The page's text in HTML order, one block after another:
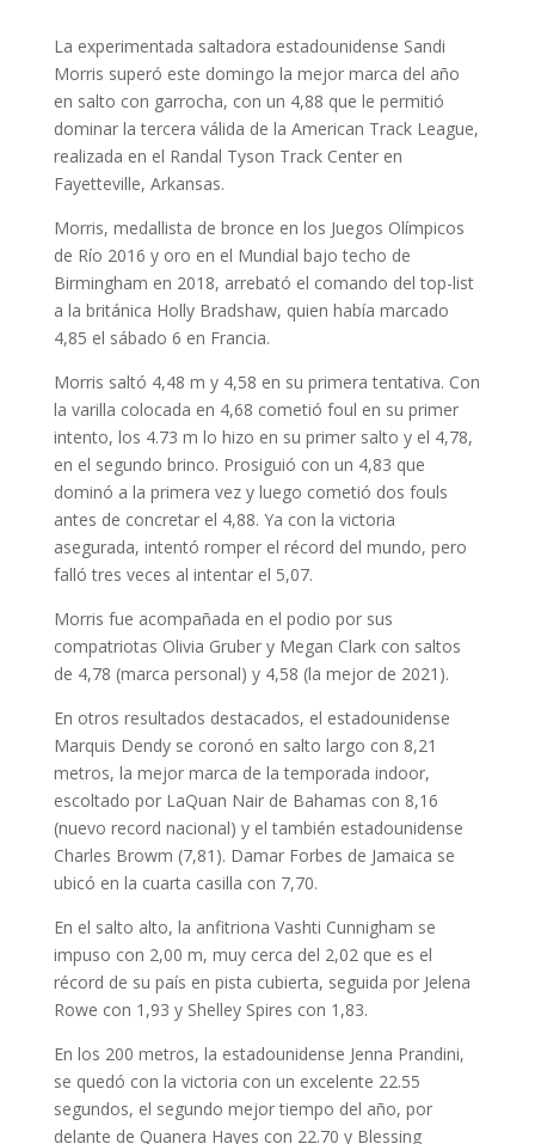
La experimentada saltadora estadounidense Sandi
Morris superó este domingo la mejor marca del año
en salto con garrocha, con un 4,88 que le permitió
dominar la tercera válida de la American Track League,
realizada en el Randal Tyson Track Center en
Fayetteville, Arkansas.
Morris, medallista de bronce en los Juegos Olímpicos
de Río 2016 y oro en el Mundial bajo techo de
Birmingham en 2018, arrebató el comando del top-list
a la británica Holly Bradshaw, quien había marcado
4,85 el sábado 6 en Francia.
Morris saltó 4,48 m y 4,58 en su primera tentativa. Con
la varilla colocada en 4,68 cometió foul en su primer
intento, los 4.73 m lo hizo en su primer salto y el 4,78,
en el segundo brinco. Prosiguió con un 4,83 que
dominó a la primera vez y luego cometió dos fouls
antes de concretar el 4,88. Ya con la victoria
asegurada, intentó romper el récord del mundo, pero
falló tres veces al intentar el 5,07.
Morris fue acompañada en el podio por sus
compatriotas Olivia Gruber y Megan Clark con saltos
de 4,78 (marca personal) y 4,58 (la mejor de 2021).
En otros resultados destacados, el estadounidense
Marquis Dendy se coronó en salto largo con 8,21
metros, la mejor marca de la temporada indoor,
escoltado por LaQuan Nair de Bahamas con 8,16
(nuevo record nacional) y el también estadounidense
Charles Browm (7,81). Damar Forbes de Jamaica se
ubicó en la cuarta casilla con 7,70.
En el salto alto, la anfitriona Vashti Cunnigham se
impuso con 2,00 m, muy cerca del 2,02 que es el
récord de su país en pista cubierta, seguida por Jelena
Rowe con 1,93 y Shelley Spires con 1,83.
En los 200 metros, la estadounidense Jenna Prandini,
se quedó con la victoria con un excelente 22.55
segundos, el segundo mejor tiempo del año, por
delante de Quanera Hayes con 22.70 y Blessing